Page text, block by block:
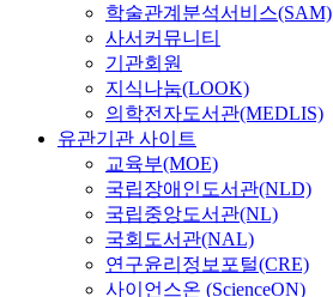
학술관계분석서비스(SAM)
사서커뮤니티
기관회원
지식나눔(LOOK)
의학전자도서관(MEDLIS)
유관기관 사이트
교육부(MOE)
국립장애인도서관(NLD)
국립중앙도서관(NL)
국회도서관(NAL)
연구윤리정보포털(CRE)
사이언스온 (ScienceON)